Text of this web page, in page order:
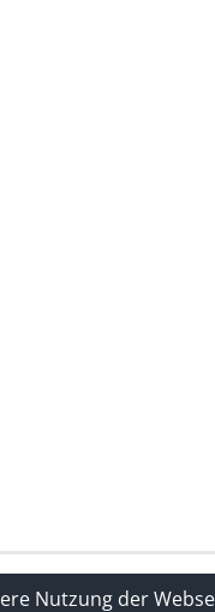
Nutzung der